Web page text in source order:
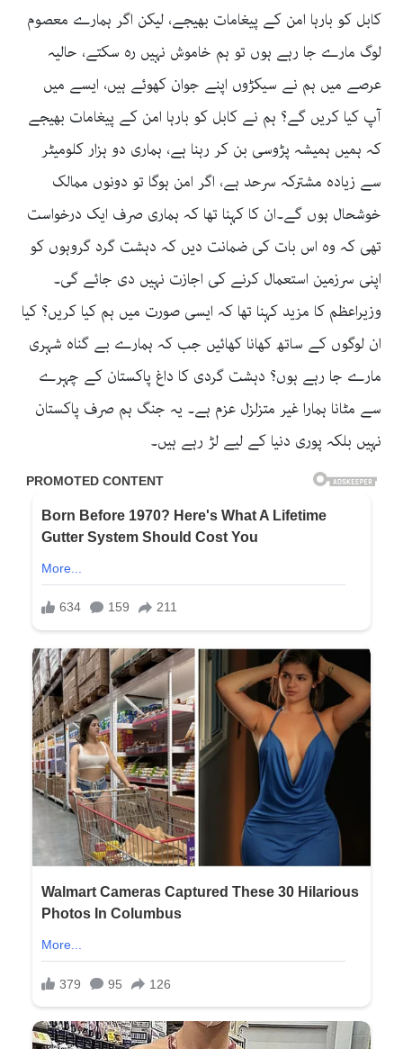
کابل کو بارہا امن کے پیغامات بھیجے، لیکن اگر ہمارے معصوم
لوگ مارے جا رہے ہوں تو ہم خاموش نہیں رہ سکتے، حالیہ
عرصے میں ہم نے سیکڑوں اپنے جوان کھوئے ہیں، ایسے میں
آپ کیا کریں گے؟ ہم نے کابل کو بارہا امن کے پیغامات بھیجے
کہ ہمیں ہمیشہ پڑوسی بن کر رہنا ہے، ہماری دو ہزار کلومیٹر
سے زیادہ مشترکہ سرحد ہے، اگر امن ہوگا تو دونوں ممالک
خوشحال ہوں گے۔ان کا کہنا تھا کہ ہماری صرف ایک درخواست
تھی کہ وہ اس بات کی ضمانت دیں کہ دہشت گرد گروہوں کو
اپنی سرزمین استعمال کرنے کی اجازت نہیں دی جائے گی۔
وزیراعظم کا مزید کہنا تھا کہ ایسی صورت میں ہم کیا کریں؟ کیا
ان لوگوں کے ساتھ کھانا کھائیں جب کہ ہمارے بے گناہ شہری
مارے جا رہے ہوں؟ دہشت گردی کا داغ پاکستان کے چہرے
سے مٹانا ہمارا غیر متزلزل عزم ہے۔ یہ جنگ ہم صرف پاکستان
نہیں بلکہ پوری دنیا کے لیے لڑ رہے ہیں۔